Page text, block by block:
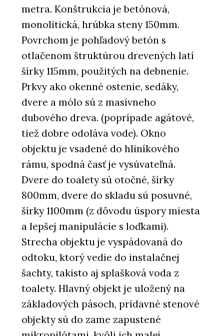
metra. Konštrukcia je betónová,
monolitická, hrúbka steny 150mm.
Povrchom je pohľadový betón s
otlačenom štruktúrou drevených latí
šírky 115mm, použitých na debnenie.
Prkvy ako okenné ostenie, sedáky,
dvere a mólo sú z masívneho
dubového dreva. (poprípade agátové,
tiež dobre odoláva vode). Okno
objektu je vsadené do hliníkového
rámu, spodná časť je vysúvateľná.
Dvere do toalety sú otočné, šírky
800mm, dvere do skladu sú posuvné,
šírky 1100mm (z dôvodu úspory miesta
a lepšej manipulácie s loďkami).
Strecha objektu je vyspádovaná do
odtoku, ktorý vedie do instalačnej
šachty, takisto aj splašková voda z
toalety. Hlavný objekt je uložený na
základových pásoch, prídavné stenové
objekty sú do zame zapustené